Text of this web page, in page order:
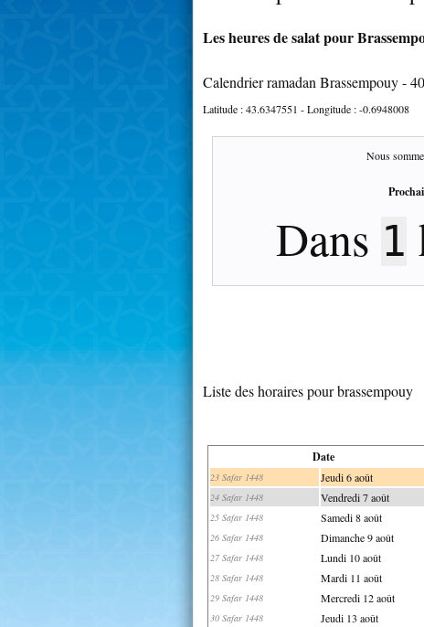
Les heures de salat pour
Calendrier ramadan Brassempouy -
Latitude :43.6347551 - Longitude :-0.6948008
Nous
Dans 1
Liste des horaires pour brassempouy
Date
23 Safar 1448 Jeudi 6 août
24 Safar 1448 Vendredi 7 août
25 Safar 1448 Samedi 8 août
26 Safar 1448 Dimanche 9 août
27 Safar 1448 Lundi 10 août
28 Safar 1448 Mardi 11 août
29 Safar 1448 Mercredi 12 août
30 Safar 1448 Jeudi 13 août